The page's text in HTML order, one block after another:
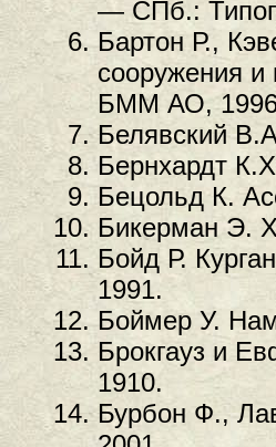
— СПб.:
Бартон Р.,
сооружения
БММ АО,
Белявский
Бернхардт
Бецольд К.
Бикерман Э.
Бойд Р.
1991.
Боймер У.
Брокгауз и
1910.
Бурбон Ф.,